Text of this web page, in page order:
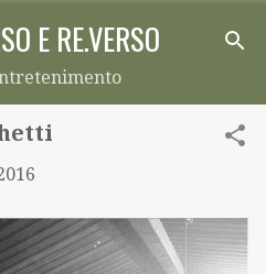
principal
E RE.VERSO